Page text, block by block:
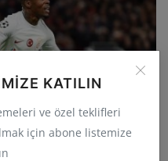
KATILIN
ve özel teklifleri
için abone listemize
Manchester